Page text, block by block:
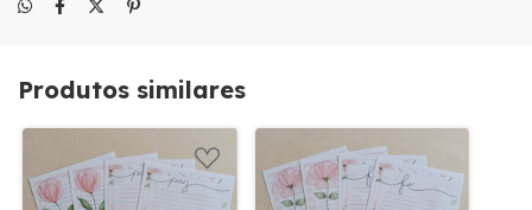
Produtos similares